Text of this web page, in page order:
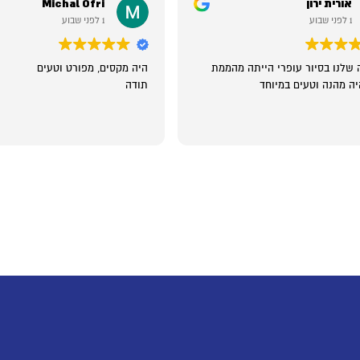
Michal Ofri
1 לפני שבוע
היה מקסים, מפורט וטעים
תודה
אורית ירון
1 לפני שבוע
שלנו בסיור עופרי הייתה מהממת
מהנה וטעים במיוחד